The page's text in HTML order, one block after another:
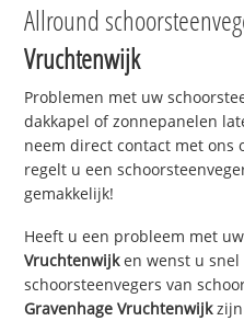
Allround
Vruchtenwijk
Problemen met uw
dakkapel of zonnepanelen
neem direct contact met ons
regelt u een
gemakkelijk!
Heeft u een probleem met
Vruchtenwijken wenst u snel
schoorsteenvegers van
Gravenhage Vruchtenwijkzijn